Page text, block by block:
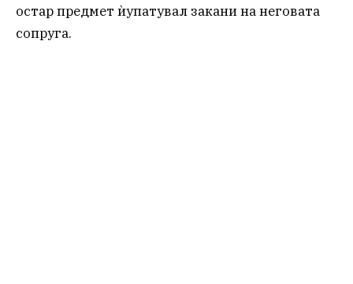
остар предмет ѝупатувал закани на неговата
сопруга.